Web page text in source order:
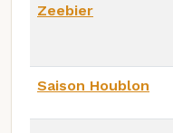
Zeebier
Saison Houblon